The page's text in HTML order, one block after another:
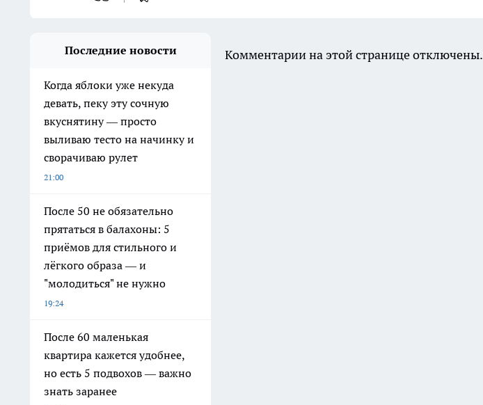
Последние новости
Когда яблоки уже некуда
девать, пеку эту сочную
вкуснятину — просто
выливаю тесто на начинку и
сворачиваю рулет
21:00
После 50 не обязательно
прятаться в балахоны: 5
приёмов для стильного и
лёгкого образа — и
"молодиться" не нужно
19:24
После 60 маленькая
квартира кажется удобнее,
но есть 5 подвохов — важно
знать заранее
Комментарии на этой странице отключены.